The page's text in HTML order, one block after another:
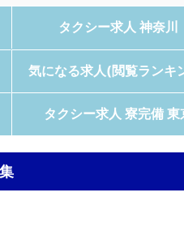
タクシー求人 神奈川
気になる求人(閲覧ランキ
タクシー求人 寮完備 東